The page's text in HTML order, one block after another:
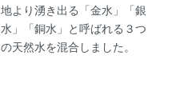
地より湧き出る「金水」「銀
水」「銅水」と呼ばれる３つ
の天然水を混合しました。